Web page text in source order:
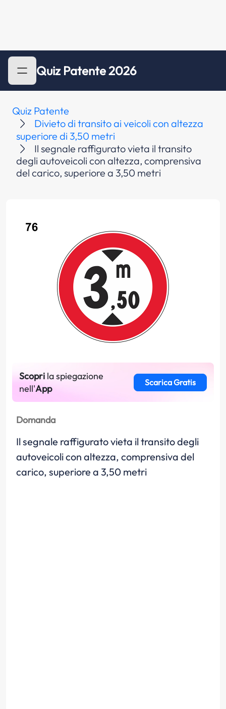
Quiz Patente 2026
Quiz Patente
Divieto di transito ai veicoli con altezza
superiore di 3,50 metri
Il segnale raffigurato vieta il transito
degli autoveicoli con altezza, comprensiva
del carico, superiore a 3,50 metri
Scopri la spiegazione
nell'App
Scarica Gratis
Domanda
Il segnale raffigurato vieta il transito degli
autoveicoli con altezza, comprensiva del
carico, superiore a 3,50 metri